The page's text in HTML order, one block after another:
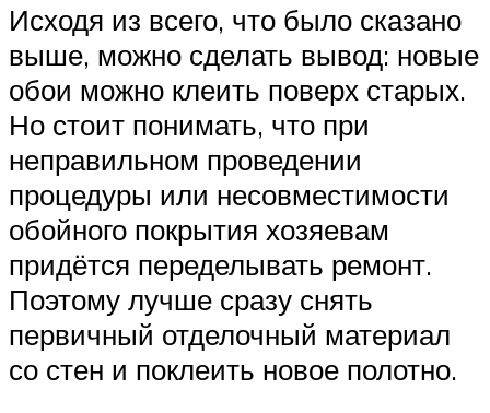
Исходя из всего, что было сказано
выше, можно сделать вывод: новые
обои можно клеить поверх старых.
Но стоит понимать, что при
неправильном проведении
процедуры или несовместимости
обойного покрытия хозяевам
придётся переделывать ремонт.
Поэтому лучше сразу снять
первичный отделочный материал
со стен и поклеить новое полотно.